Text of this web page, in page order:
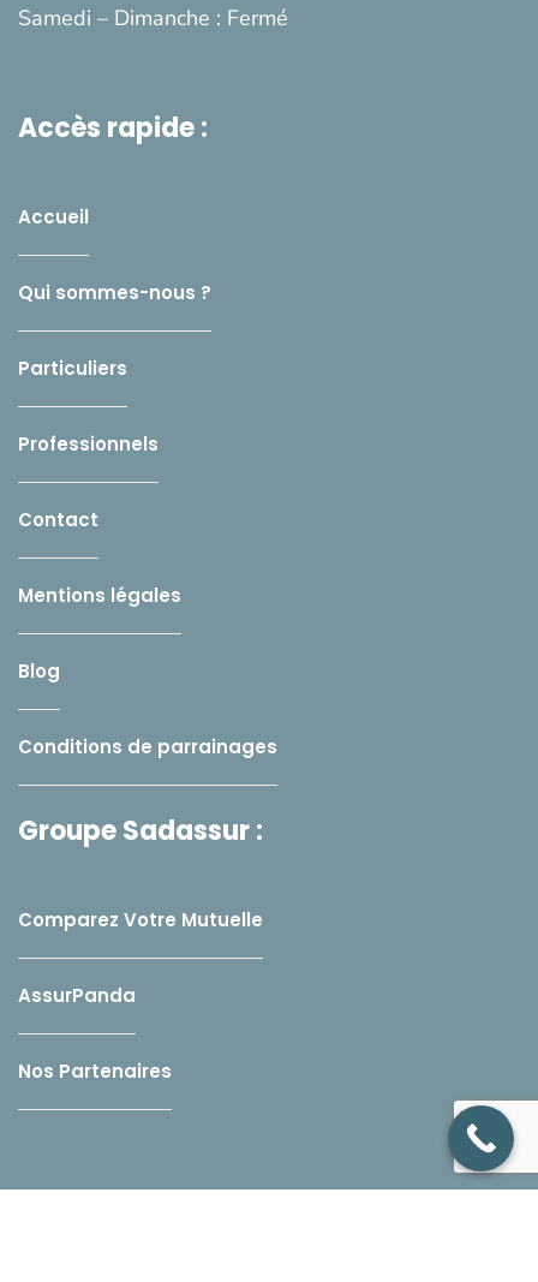
Samedi – Dimanche : Fermé
Accès rapide :
Accueil
Qui sommes-nous ?
Particuliers
Professionnels
Contact
Mentions légales
Blog
Conditions de parrainages
Groupe Sadassur :
Comparez Votre Mutuelle
AssurPanda
Nos Partenaires